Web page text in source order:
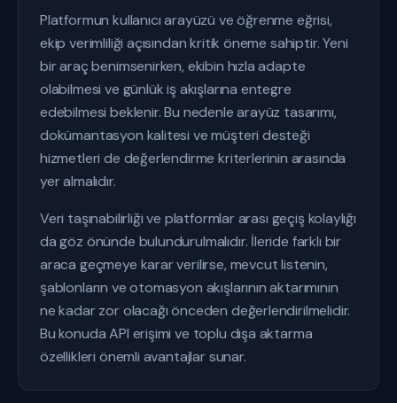
Platformun kullanıcı arayüzü ve öğrenme eğrisi,
ekip verimliliği açısından kritik öneme sahiptir. Yeni
bir araç benimsenirken, ekibin hızla adapte
olabilmesi ve günlük iş akışlarına entegre
edebilmesi beklenir. Bu nedenle arayüz tasarımı,
dokümantasyon kalitesi ve müşteri desteği
hizmetleri de değerlendirme kriterlerinin arasında
yer almalıdır.
Veri taşınabilirliği ve platformlar arası geçiş kolaylığı
da göz önünde bulundurulmalıdır. İleride farklı bir
araca geçmeye karar verilirse, mevcut listenin,
şablonların ve otomasyon akışlarının aktarımının
ne kadar zor olacağı önceden değerlendirilmelidir.
Bu konuda API erişimi ve toplu dışa aktarma
özellikleri önemli avantajlar sunar.